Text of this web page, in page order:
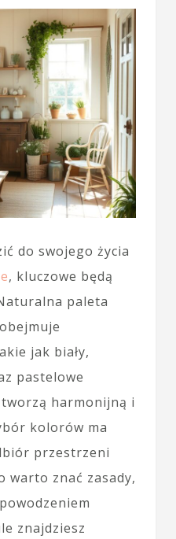
do swojego życia
, kluczowe będą
paleta
jak biały,
pastelowe
harmonijną i
kolorów ma
przestrzeni
warto znać zasady,
znajdziesz